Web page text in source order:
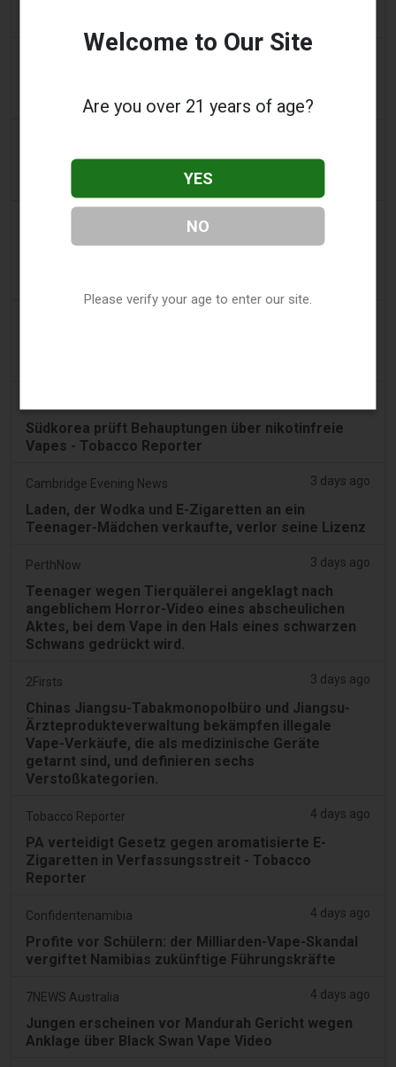
Geräte in geparktem Auto gefunden wurden
Vape Station bietet Lost Mary 15.000 Puffs in den
2FIRSTS | FDA genehmigt vier weitere
Südkorea prüft Behauptungen über nikotinfreie
Vapes - Tobacco Reporter
Cambridge Evening News 3 days ago
Laden, der Wodka und E-Zigaretten an ein
Teenager-Mädchen verkaufte, verlor seine Lizenz
PerthNow 3 days ago
Teenager wegen Tierquälerei angeklagt nach
angeblichem Horror-Video eines abscheulichen
Aktes, bei dem Vape in den Hals eines schwarzen
Schwans gedrückt wird.
2Firsts 3 days ago
Chinas Jiangsu-Tabakmonopolbüro und Jiangsu-
Ärzteprodukteverwaltung bekämpfen illegale
Vape-Verkäufe, die als medizinische Geräte
getarnt sind, und definieren sechs
Verstoßkategorien.
Tobacco Reporter 4 days ago
PA verteidigt Gesetz gegen aromatisierte E-
Zigaretten in Verfassungsstreit - Tobacco
Reporter
Confidentenamibia 4 days ago
Profite vor Schülern: der Milliarden-Vape-Skandal
vergiftet Namibias zukünftige Führungskräfte
7NEWS Australia 4 days ago
Jungen erscheinen vor Mandurah Gericht wegen
Anklage über Black Swan Vape Video
Welcome to Our Site
Are you over 21 years of age?
YES
NO
Please verify your age to enter our site.